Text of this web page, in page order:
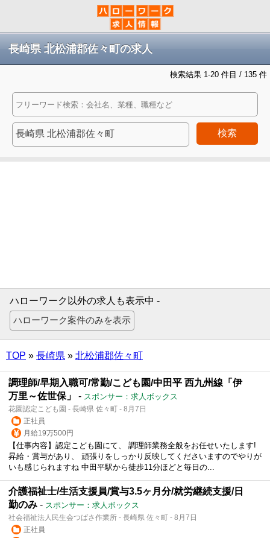
長崎県 北松浦郡佐々町の求人
検索結果 1-20 件目 / 135 件
検索
ハローワーク以外の求人も表示中 -
TOP » 長崎県 » 北松浦郡佐々町
調理師/早期入職可/常勤/こども園/中田平 西九州線「伊
万里～佐世保」
- スポンサー：求人ボックス
花園認定こども園 - 長崎県 佐々町 - 8月7日
正社員
月給19万500円
【仕事内容】認定こども園にて、 調理師業務全般をお任せいたします!
昇給・賞与があり、 頑張りをしっかり反映してくださいますのでやりが
いも感じられますね 中田平駅から徒歩11分ほどと毎日の...
介護福祉士/生活支援員/賞与3.5ヶ月分/就労継続支援/日
勤のみ - スポンサー：求人ボックス
社会福祉法人民生会つばさ作業所 - 長崎県 佐々町 - 8月7日
正社員